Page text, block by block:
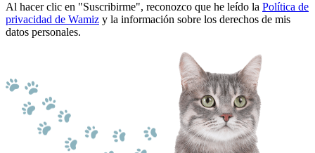
Al hacer clic en "Suscribirme", reconozco que he leído la Política de
privacidad de Wamiz y la información sobre los derechos de mis
datos personales.